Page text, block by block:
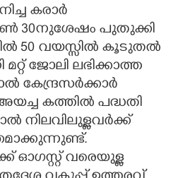
കരാർ
30നുശേഷം പുതുക്കി
50 വയസ്സിൽ കൂടുതൽ
ജോലി ലഭിക്കാത്ത
കേന്ദ്രസർക്കാർ
കത്തിൽ പദ്ധതി
നിലവിലുള്ളവർക്ക്
ഓഗസ്റ്റ് വരെയുള്ള